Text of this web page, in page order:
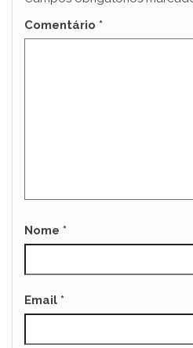
Comentário *
Nome *
Email *